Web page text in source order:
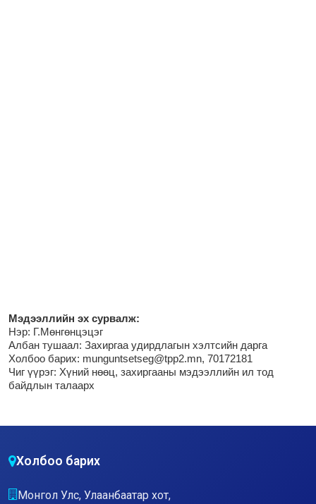
Мэдээллийн эх сурвалж:
Нэр: Г.Мөнгөнцэцэг
Албан тушаал: Захиргаа удирдлагын хэлтсийн дарга
Холбоо барих: munguntsetseg@tpp2.mn, 70172181
Чиг үүрэг: Хүний нөөц, захиргааны мэдээллийн ил тод
байдлын талаарх
Холбоо барих
Монгол Улс, Улаанбаатар хот,